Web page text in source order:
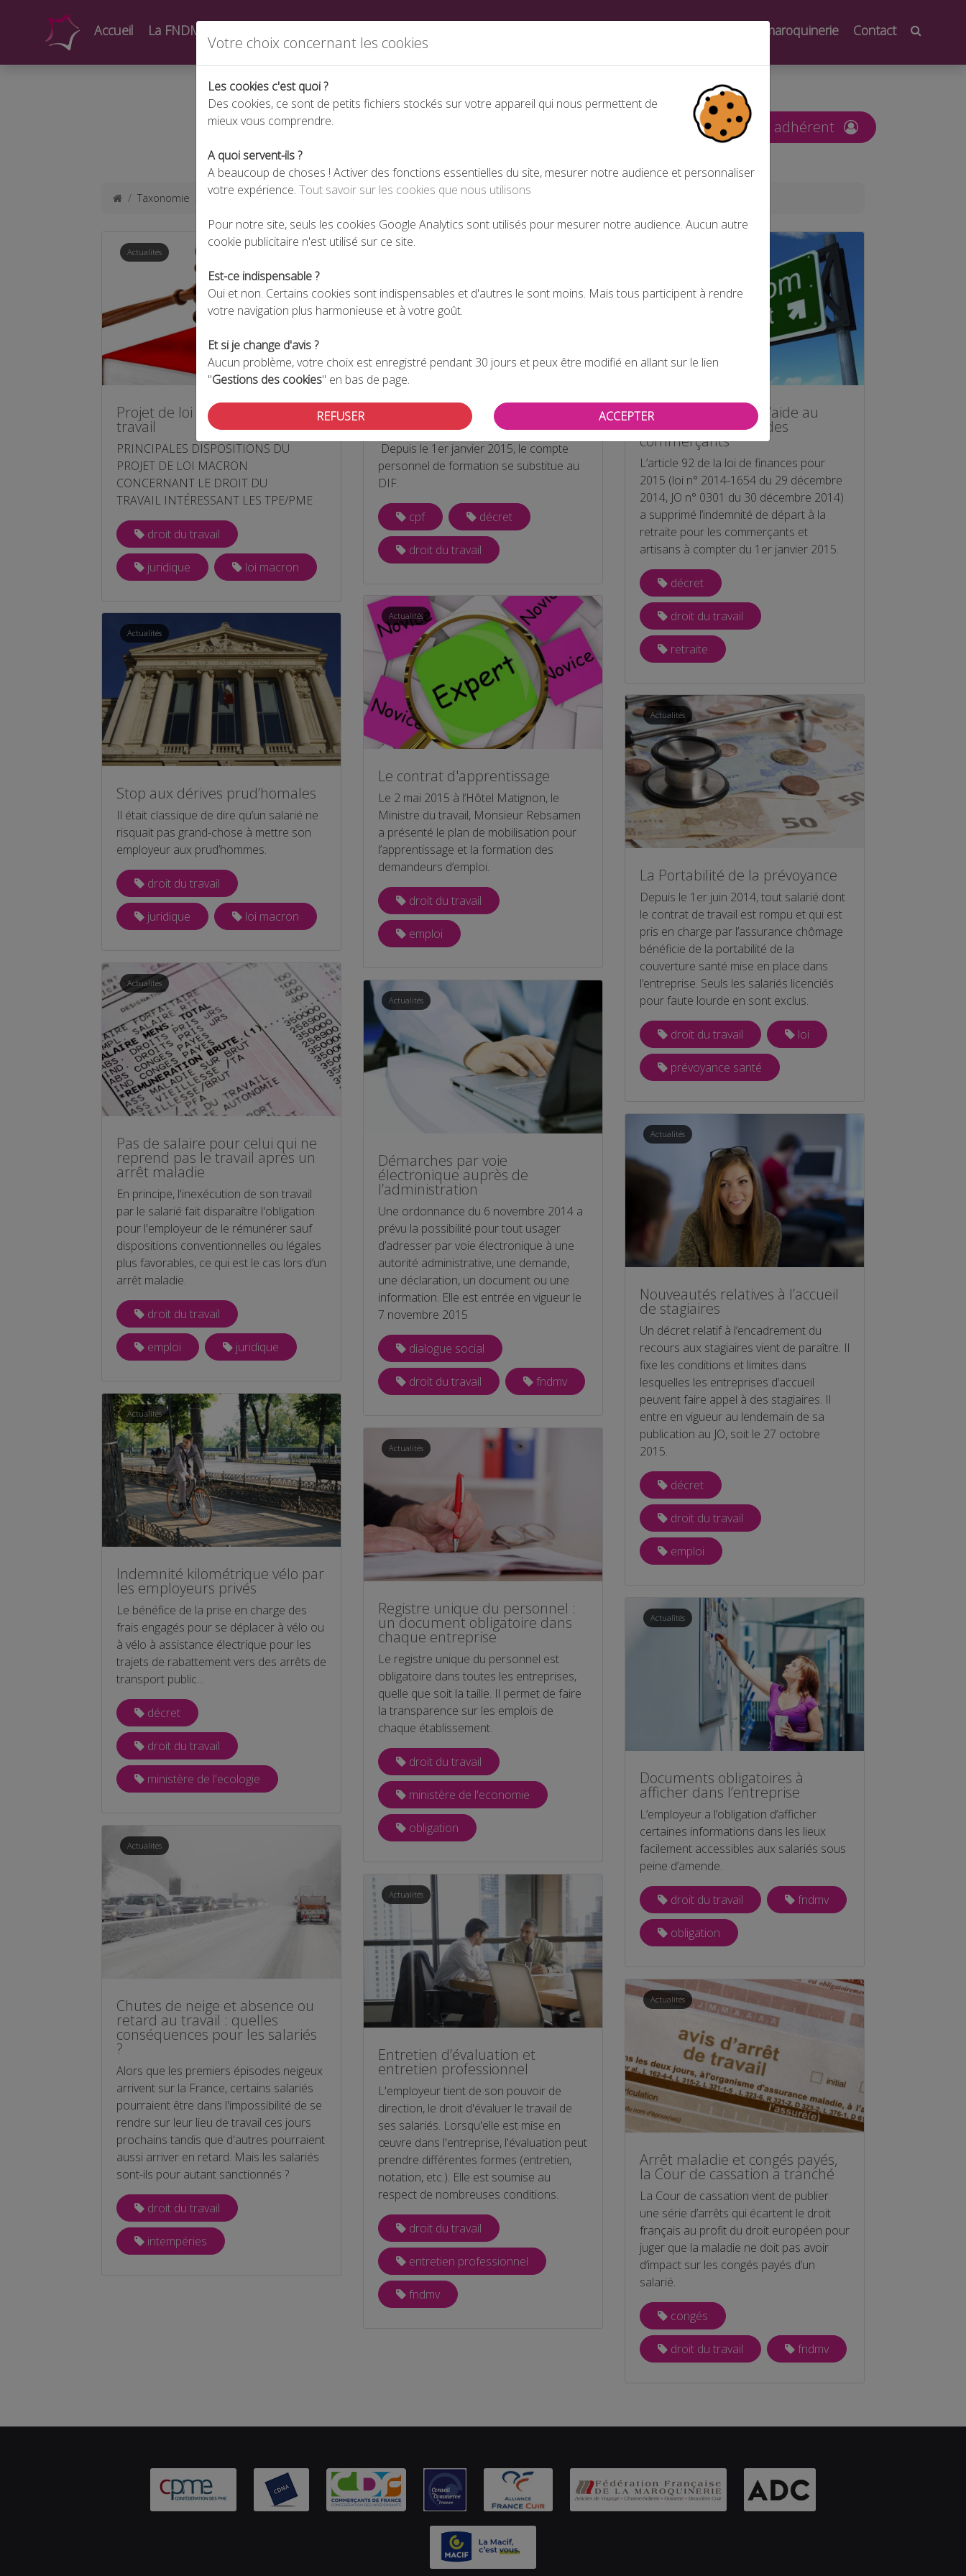
Accueil La FNDMV Salons de la maroquinerie Contact
Espace adhérent
Taxonomie droit du travail
Actualités
Projet de loi macron : le droit du
travail
PRINCIPALES DISPOSITIONS DU
PROJET DE LOI MACRON
CONCERNANT LE DROIT DU
TRAVAIL INTÉRESSANT LES TPE/PME
droit du travail
juridique loi macron
FIN DU DIF ( droit individuel à la
formation).
Depuis le 1er janvier 2015, le compte
personnel de formation se substitue au
DIF.
cpf décret
droit du travail
Nouveau dispositif d’aide au
départ à la retraite des
commerçants
L’article 92 de la loi de finances pour
2015 (loi n° 2014-1654 du 29 décembre
2014, JO n° 0301 du 30 décembre 2014)
a supprimé l’indemnité de départ à la
retraite pour les commerçants et
artisans à compter du 1er janvier 2015.
décret
droit du travail
retraite
Actualités
Le contrat d'apprentissage
Le 2 mai 2015 à l’Hôtel Matignon, le
Ministre du travail, Monsieur Rebsamen
a présenté le plan de mobilisation pour
l’apprentissage et la formation des
demandeurs d’emploi.
droit du travail
emploi
Actualités
Stop aux dérives prud’homales
Il était classique de dire qu’un salarié ne
risquait pas grand-chose à mettre son
employeur aux prud’hommes.
droit du travail
juridique loi macron
Actualités
La Portabilité de la prévoyance
Depuis le 1er juin 2014, tout salarié dont
le contrat de travail est rompu et qui est
pris en charge par l’assurance chômage
bénéficie de la portabilité de la
couverture santé mise en place dans
l’entreprise. Seuls les salariés licenciés
pour faute lourde en sont exclus.
droit du travail loi
prévoyance santé
Actualités
Pas de salaire pour celui qui ne
reprend pas le travail après un
arrêt maladie
En principe, l'inexécution de son travail
par le salarié fait disparaître l'obligation
pour l'employeur de le rémunérer sauf
dispositions conventionnelles ou légales
plus favorables, ce qui est le cas lors d’un
arrêt maladie.
droit du travail
emploi juridique
Actualités
Démarches par voie
électronique auprès de
l’administration
Une ordonnance du 6 novembre 2014 a
prévu la possibilité pour tout usager
d’adresser par voie électronique à une
autorité administrative, une demande,
une déclaration, un document ou une
information. Elle est entrée en vigueur le
7 novembre 2015
dialogue social
droit du travail fndmv
Actualités
Nouveautés relatives à l’accueil
de stagiaires
Un décret relatif à l’encadrement du
recours aux stagiaires vient de paraître. Il
fixe les conditions et limites dans
lesquelles les entreprises d’accueil
peuvent faire appel à des stagiaires. Il
entre en vigueur au lendemain de sa
publication au JO, soit le 27 octobre
2015.
décret
droit du travail
emploi
Actualités
Indemnité kilométrique vélo par
les employeurs privés
Le bénéfice de la prise en charge des
frais engagés pour se déplacer à vélo ou
à vélo à assistance électrique pour les
trajets de rabattement vers des arrêts de
transport public...
décret
droit du travail
ministère de l'ecologie
Actualités
Registre unique du personnel :
un document obligatoire dans
chaque entreprise
Le registre unique du personnel est
obligatoire dans toutes les entreprises,
quelle que soit la taille. Il permet de faire
la transparence sur les emplois de
chaque établissement.
droit du travail
ministère de l'economie
obligation
Actualités
Documents obligatoires à
afficher dans l’entreprise
L’employeur a l’obligation d’afficher
certaines informations dans les lieux
facilement accessibles aux salariés sous
peine d’amende.
droit du travail fndmv
obligation
Actualités
Chutes de neige et absence ou
retard au travail : quelles
conséquences pour les salariés
?
Alors que les premiers épisodes neigeux
arrivent sur la France, certains salariés
pourraient être dans l'impossibilité de se
rendre sur leur lieu de travail ces jours
prochains tandis que d'autres pourraient
aussi arriver en retard. Mais les salariés
sont-ils pour autant sanctionnés ?
droit du travail
intempéries
Actualités
Entretien d’évaluation et
entretien professionnel
L'employeur tient de son pouvoir de
direction, le droit d'évaluer le travail de
ses salariés. Lorsqu'elle est mise en
œuvre dans l'entreprise, l'évaluation peut
prendre différentes formes (entretien,
notation, etc.). Elle est soumise au
respect de nombreuses conditions.
droit du travail
entretien professionnel
fndmv
Actualités
Arrêt maladie et congés payés,
la Cour de cassation a tranché
La Cour de cassation vient de publier
une série d’arrêts qui écartent le droit
français au profit du droit européen pour
juger que la maladie ne doit pas avoir
d’impact sur les congés payés d’un
salarié.
congés
droit du travail fndmv
Votre choix concernant les cookies
Les cookies c'est quoi ?
Des cookies, ce sont de petits fichiers stockés sur votre appareil qui nous permettent de
mieux vous comprendre.
A quoi servent-ils ?
A beaucoup de choses ! Activer des fonctions essentielles du site, mesurer notre audience et personnaliser
votre expérience. Tout savoir sur les cookies que nous utilisons
Pour notre site, seuls les cookies Google Analytics sont utilisés pour mesurer notre audience. Aucun autre
cookie publicitaire n'est utilisé sur ce site.
Est-ce indispensable ?
Oui et non. Certains cookies sont indispensables et d'autres le sont moins. Mais tous participent à rendre
votre navigation plus harmonieuse et à votre goût.
Et si je change d'avis ?
Aucun problème, votre choix est enregistré pendant 30 jours et peux être modifié en allant sur le lien
"Gestions des cookies" en bas de page.
REFUSER ACCEPTER